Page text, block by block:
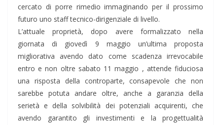
cercato di porre rimedio immaginando per il prossimo
futuro uno staff tecnico-dirigenziale di livello.
L’attuale proprietà, dopo avere formalizzato nella
giornata di giovedì 9 maggio un’ultima proposta
migliorativa avendo dato come scadenza irrevocabile
entro e non oltre sabato 11 maggio , attende fiduciosa
una risposta della controparte, consapevole che non
sarebbe potuta andare oltre, anche a garanzia della
serietà e della solvibilità dei potenziali acquirenti, che
avendo garantito gli investimenti e la progettualità